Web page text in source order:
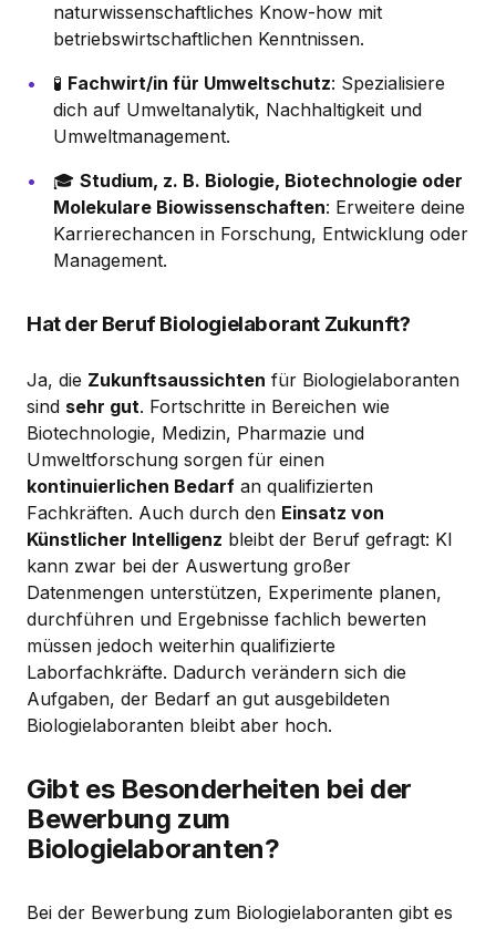
naturwissenschaftliches Know-how mit
betriebswirtschaftlichen Kenntnissen.
🧪 Fachwirt/in für Umweltschutz: Spezialisiere
dich auf Umweltanalytik, Nachhaltigkeit und
Umweltmanagement.
🎓 Studium, z. B. Biologie, Biotechnologie oder
Molekulare Biowissenschaften: Erweitere deine
Karrierechancen in Forschung, Entwicklung oder
Management.
Hat der Beruf Biologielaborant Zukunft?
Ja, die Zukunftsaussichten für Biologielaboranten
sind sehr gut. Fortschritte in Bereichen wie
Biotechnologie, Medizin, Pharmazie und
Umweltforschung sorgen für einen
kontinuierlichen Bedarf an qualifizierten
Fachkräften. Auch durch den Einsatz von
Künstlicher Intelligenz bleibt der Beruf gefragt: KI
kann zwar bei der Auswertung großer
Datenmengen unterstützen, Experimente planen,
durchführen und Ergebnisse fachlich bewerten
müssen jedoch weiterhin qualifizierte
Laborfachkräfte. Dadurch verändern sich die
Aufgaben, der Bedarf an gut ausgebildeten
Biologielaboranten bleibt aber hoch.
Gibt es Besonderheiten bei der
Bewerbung zum
Biologielaboranten?
Bei der Bewerbung zum Biologielaboranten gibt es